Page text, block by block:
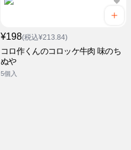
¥198(税込¥213.84)
コロ作くんのコロッケ牛肉 味のち
ぬや
5個入